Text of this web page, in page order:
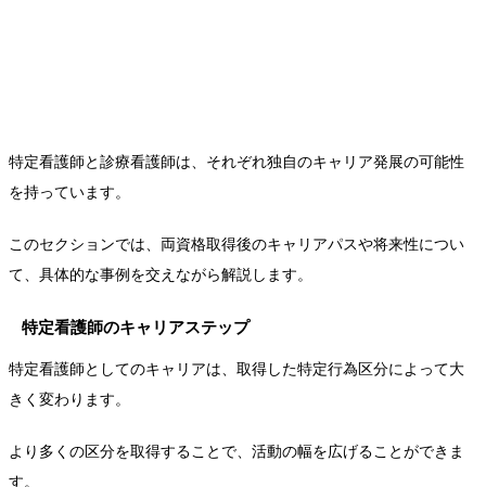
特定看護師と診療看護師は、それぞれ独自のキャリア発展の可能性
を持っています。
このセクションでは、両資格取得後のキャリアパスや将来性につい
て、具体的な事例を交えながら解説します。
特定看護師のキャリアステップ
特定看護師としてのキャリアは、取得した特定行為区分によって大
きく変わります。
より多くの区分を取得することで、活動の幅を広げることができま
す。